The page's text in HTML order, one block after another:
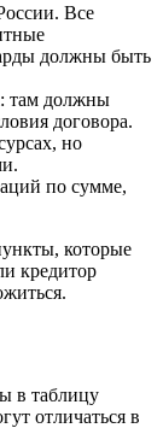
Все
должны быть
там должны
договора.
но
по сумме,
которые
кредитор
в таблицу
отличаться в